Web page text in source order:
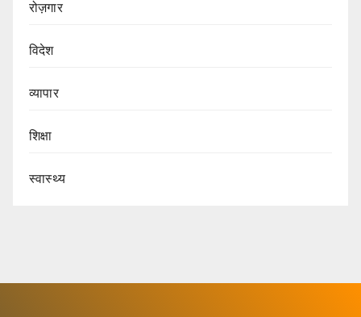
रोज़गार
विदेश
व्यापार
शिक्षा
स्वास्थ्य